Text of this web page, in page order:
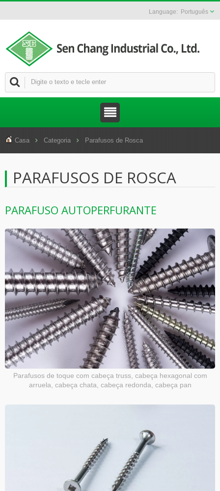
Português
Casa Categoria Parafusos de Rosca
PARAFUSOS DE ROSCA
PARAFUSO AUTOPERFURANTE
Parafusos de toque com cabeça truss, cabeça hexagonal com
arruela, cabeça chata, cabeça redonda, cabeça pan